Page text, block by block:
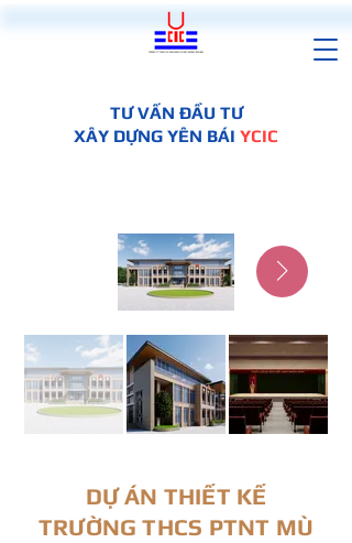
TƯ VẤN ĐẦU TƯ
XÂY DỰNG YÊN BÁI YCIC
DỰ ÁN THIẾT KẾ
TRƯỜNG THCS PTNT MÙ